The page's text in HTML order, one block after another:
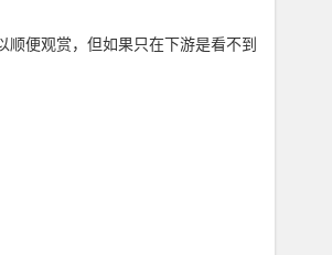
顺便观赏，但如果只在下游是看不到